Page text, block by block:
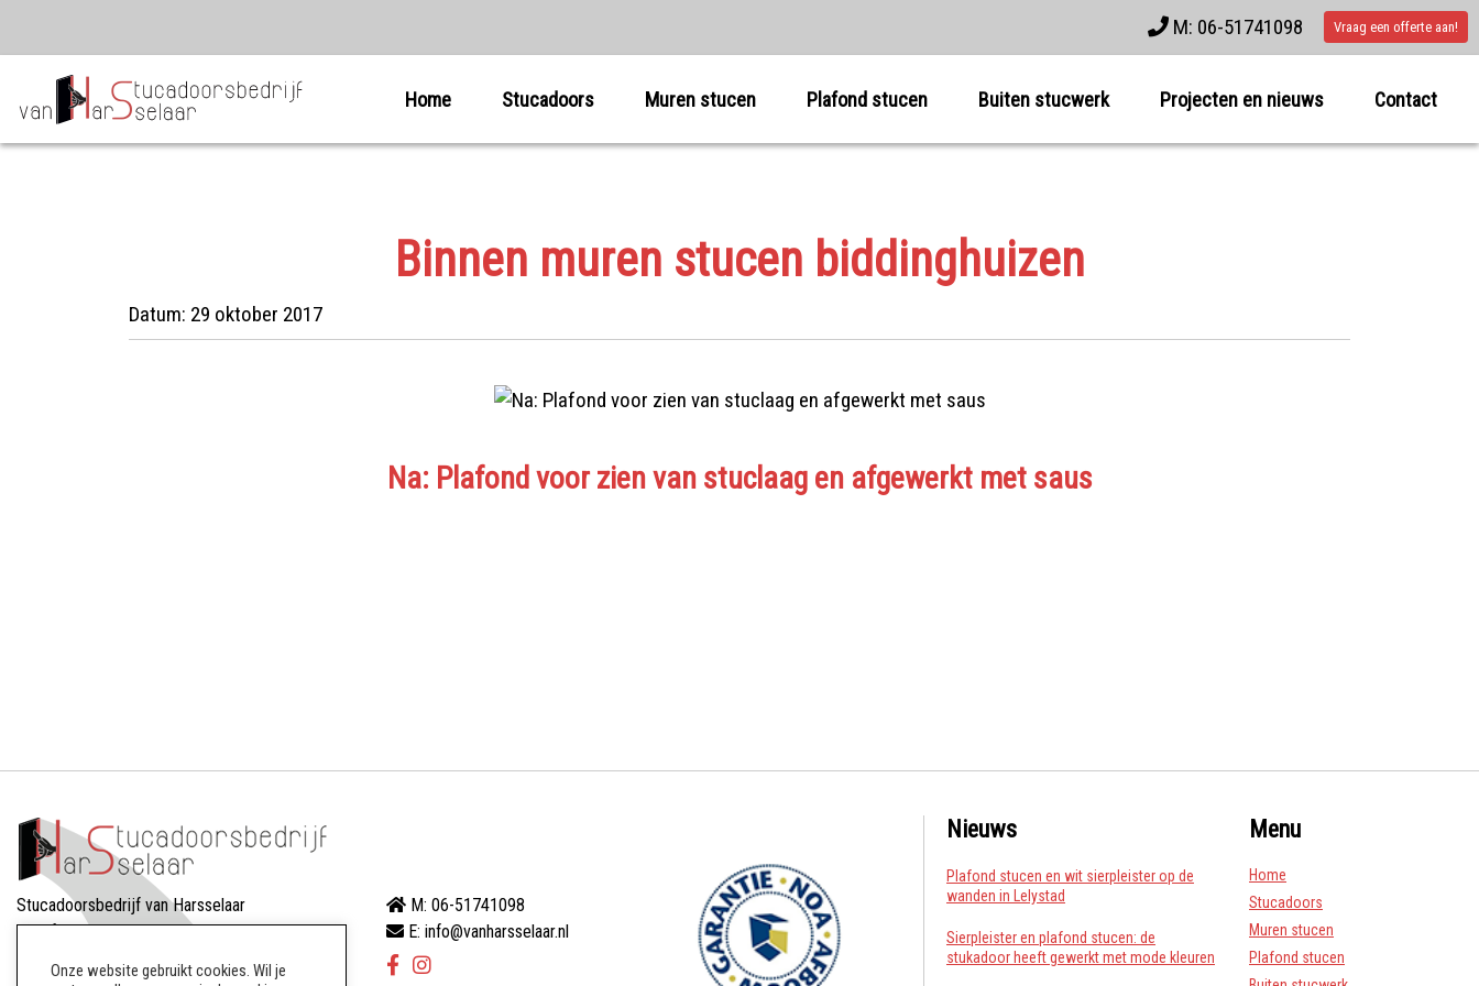
Vraag een offerte aan!
M: 06-51741098
Home Stucadoors Muren stucen Plafond stucen Buiten stucwerk Projecten en nieuws Contact
Binnen muren stucen biddinghuizen
Datum: 29 oktober 2017
Na: Plafond voor zien van stuclaag en afgewerkt met saus
Stucadoorsbedrijf van Harsselaar
Dreef 88
M: 06-51741098
E: info@vanharsselaar.nl
Nieuws
Plafond stucen en wit sierpleister op de
wanden in Lelystad
Sierpleister en plafond stucen: de
stukadoor heeft gewerkt met mode kleuren
Menu
Home
Stucadoors
Muren stucen
Plafond stucen
Onze website gebruikt cookies. Wil je